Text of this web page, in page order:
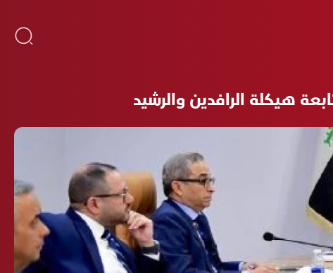
هيكلة الرافدين والرشيد